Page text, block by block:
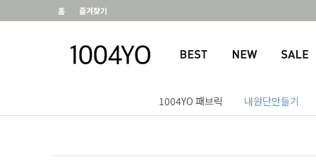
홈 즐겨찾기
1004YO 패브릭 내원단만들기